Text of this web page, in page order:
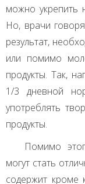
можно укрепить
Но, врачи
результат,
или помимо
продукты. Так,
1/3 дневной
употреблять
продукты.
Помимо
могут стать
содержит кроме